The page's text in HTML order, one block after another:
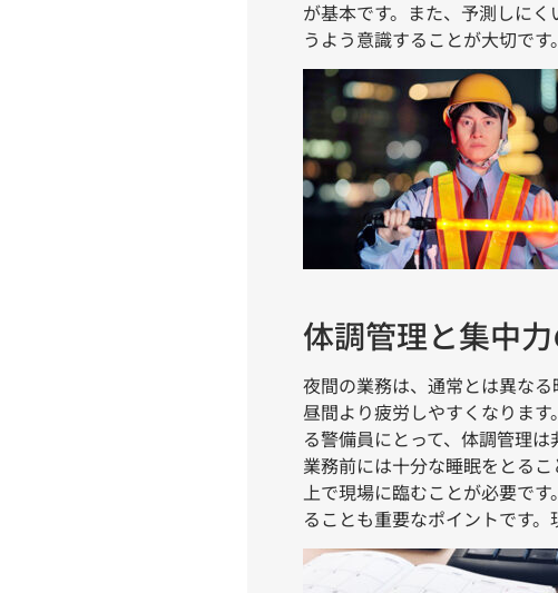
が基本です。また、予測しに
うよう意識することが大切です。
体調管理と集中
夜間の業務は、通常とは異な
昼間より疲労しやすくなりま
る警備員にとって、体調管理は
業務前には十分な睡眠をとる
上で現場に臨むことが必要で
ることも重要なポイントです